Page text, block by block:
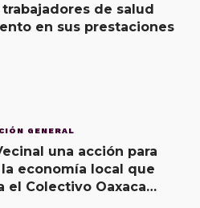
trabajadores de salud
en sus prestaciones
GENERAL
una acción para
economía local que
el Colectivo Oaxaca